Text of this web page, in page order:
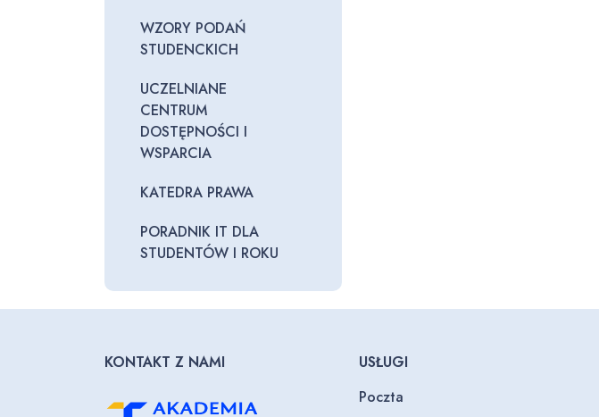
WZORY PODAŃ
STUDENCKICH
UCZELNIANE
CENTRUM
DOSTĘPNOŚCI I
WSPARCIA
KATEDRA PRAWA
PORADNIK IT DLA
STUDENTÓW I ROKU
KONTAKT Z NAMI
USŁUGI
Poczta